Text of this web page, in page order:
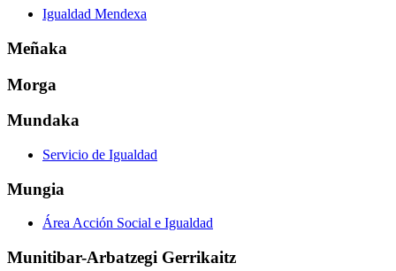
Igualdad Mendexa
Meñaka
Morga
Mundaka
Servicio de Igualdad
Mungia
Área Acción Social e Igualdad
Munitibar-Arbatzegi Gerrikaitz